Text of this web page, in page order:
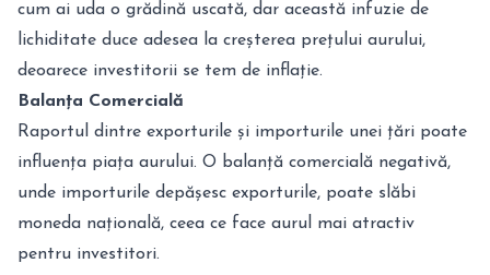
cum ai uda o grădină uscată, dar această infuzie de
lichiditate duce adesea la creșterea prețului aurului,
deoarece investitorii se tem de inflație.
Balanța Comercială
Raportul dintre exporturile și importurile unei țări poate
influența piața aurului. O balanță comercială negativă,
unde importurile depășesc exporturile, poate slăbi
moneda națională, ceea ce face aurul mai atractiv
pentru investitori.